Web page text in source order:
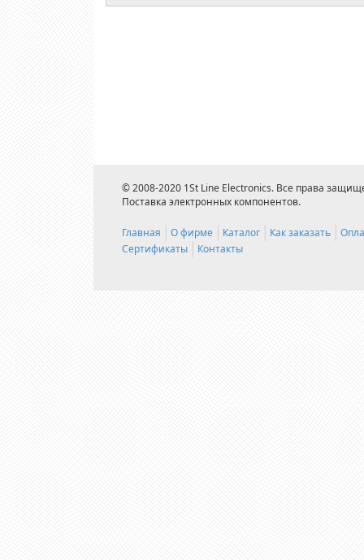
© 2008-2020 1St Line Electronics. Все права
Поставка электронных компонентов.
Главная О фирме Каталог Как заказать
Сертификаты
Контакты